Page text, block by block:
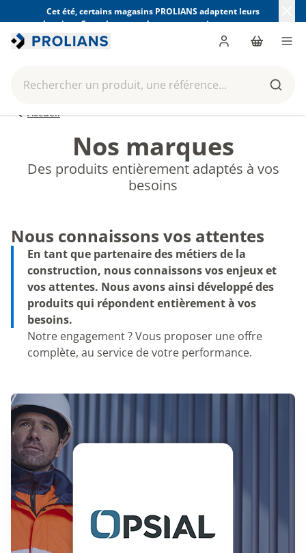
Cet été, certains magasins PROLIANS adaptent leurs
horaires. Consultez ceux de votre magasin avant votre
visite.
Rechercher un produit, une référence...
Panier
Accueil
Nos marques
Des produits entièrement adaptés à vos
besoins
Nous connaissons vos attentes
En tant que partenaire des métiers de la
construction, nous connaissons vos enjeux et
vos attentes. Nous avons ainsi développé des
produits qui répondent entièrement à vos
besoins.
Notre engagement ? Vous proposer une offre
complète, au service de votre performance.